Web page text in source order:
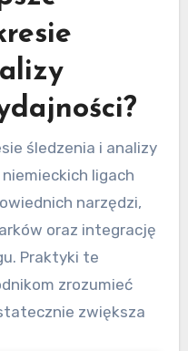
śledzenia i analizy
ligach
narzędzi,
oraz integrację
Praktyki te
zrozumieć
zwiększa